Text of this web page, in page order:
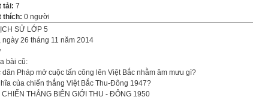
tải: 7
thích: 0 người
SỬ LỚP 5
ngày 26 tháng 11 năm 2014
bài cũ:
dân Pháp mở cuộc tấn công lên Việt Bắc nhằm âm mưu gì?
của chiến thắng Việt Bắc Thu-Đông 1947?
CHIẾN THẮNG BIÊN GIỚI THU - ĐÔNG 1950